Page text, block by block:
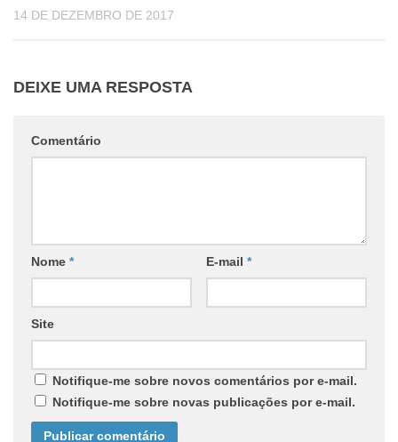
14 DE DEZEMBRO DE 2017
DEIXE UMA RESPOSTA
Comentário
Nome * E-mail *
Site
Notifique-me sobre novos comentários por e-mail.
Notifique-me sobre novas publicações por e-mail.